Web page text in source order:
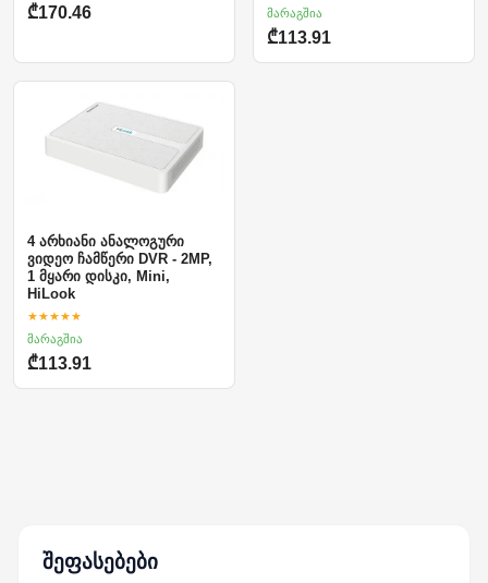
₾170.46
მარაგშია
₾113.91
4 არხიანი ანალოგური
ვიდეო ჩამწერი DVR - 2MP,
1 მყარი დისკი, Mini,
HiLook
★★★★★
მარაგშია
₾113.91
შეფასებები